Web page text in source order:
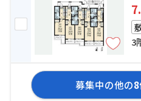
3
募集中の他の8